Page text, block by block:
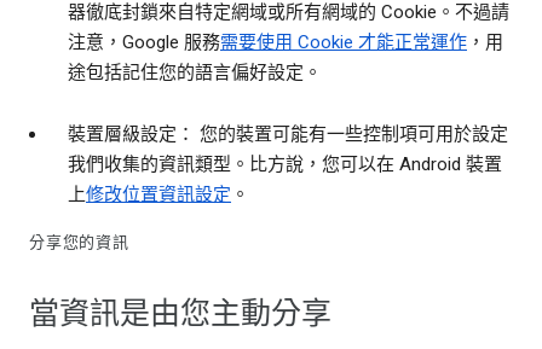
器徹底封鎖來自特定網域或所有網域的 Cookie。不過請
注意，Google 服務需要使用 Cookie 才能正常運作 ，用
途包括記住您的語言偏好設定。
裝置層級設定： 您的裝置可能有一些控制項可用於設定
我們收集的資訊類型。比方說，您可以在 Android 裝置
上修改位置資訊設定 。
分享您的資訊
當資訊是由您主動分享